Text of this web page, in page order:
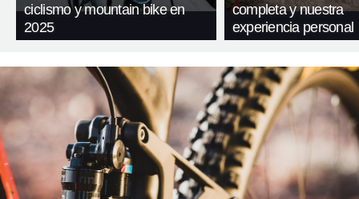
ciclismo y mountain bike en
2025
completa y nuestra
experiencia personal